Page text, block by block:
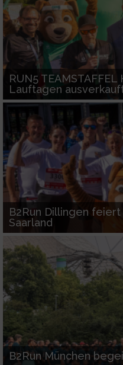
RUN5
Lauftagen
B2Run Dillingen
Saarland
B2Run München